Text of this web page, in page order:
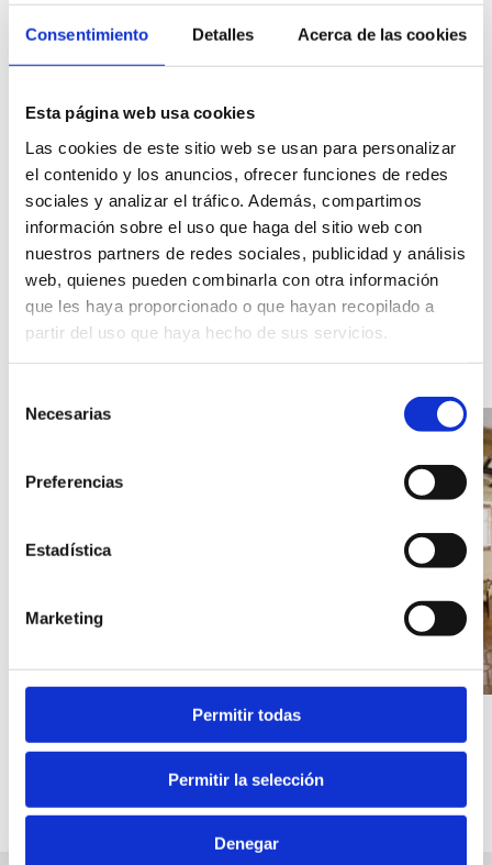
Consentimiento Detalles Acerca de las cookies
Esta página web usa cookies
Las cookies de este sitio web se usan para personalizar
el contenido y los anuncios, ofrecer funciones de redes
sociales y analizar el tráfico. Además, compartimos
información sobre el uso que haga del sitio web con
nuestros partners de redes sociales, publicidad y análisis
web, quienes pueden combinarla con otra información
que les haya proporcionado o que hayan recopilado a
partir del uso que haya hecho de sus servicios.
Necesarias
Preferencias
Estadística
Marketing
Permitir todas
Permitir la selección
Denegar
MICE
Accesibilidad
Servicios para Bodas
Galería
Galería
del
Dénia.